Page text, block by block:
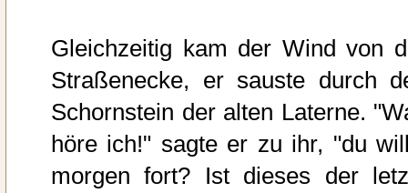
Gleichzeitig kam der Wind von
Straßenecke, er sauste durch
Schornstein der alten Laterne.
höre ich!" sagte er zu ihr, "du
morgen fort? Ist dieses der